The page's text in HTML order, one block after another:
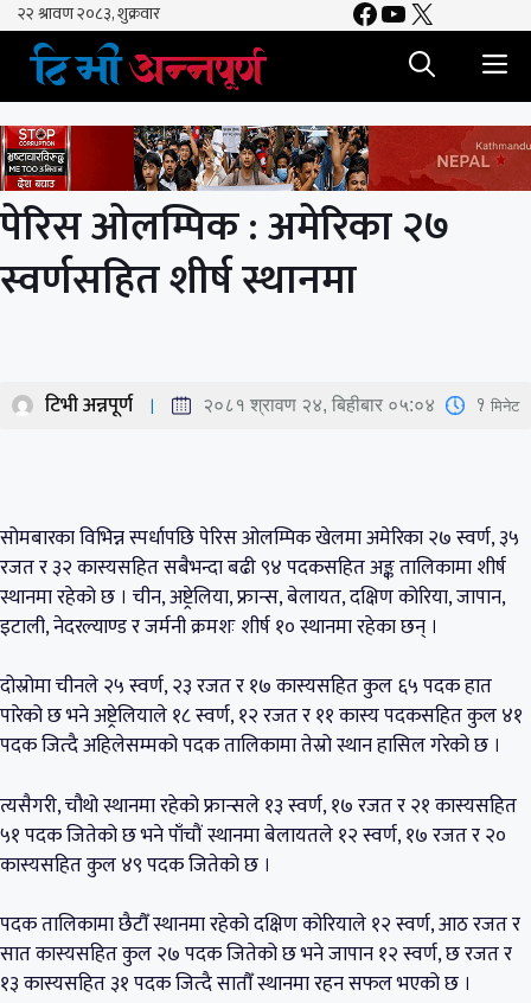
Skip
content
Facebook
YouTube
X
पेरिस ओलम्पिक : अमेरिका २७
स्वर्णसहित शीर्ष स्थानमा
टिभी अन्नपूर्ण २०८१ श्रावण २४, बिहीबार ०५:०४ 1 मिनेट
सोमबारका विभिन्न स्पर्धापछि पेरिस ओलम्पिक खेलमा अमेरिका २७ स्वर्ण, ३५
रजत र ३२ कास्यसहित सबैभन्दा बढी ९४ पदकसहित अङ्क तालिकामा शीर्ष
स्थानमा रहेको छ । चीन, अष्ट्रेलिया, फ्रान्स, बेलायत, दक्षिण कोरिया, जापान,
इटाली, नेदरल्याण्ड र जर्मनी क्रमशः शीर्ष १० स्थानमा रहेका छन् ।
दोस्रोमा चीनले २५ स्वर्ण, २३ रजत र १७ कास्यसहित कुल ६५ पदक हात
पारेको छ भने अष्ट्रेलियाले १८ स्वर्ण, १२ रजत र ११ कास्य पदकसहित कुल ४१
पदक जित्दै अहिलेसम्मको पदक तालिकामा तेस्रो स्थान हासिल गरेको छ ।
त्यसैगरी, चौथो स्थानमा रहेको फ्रान्सले १३ स्वर्ण, १७ रजत र २१ कास्यसहित
५१ पदक जितेको छ भने पाँचौं स्थानमा बेलायतले १२ स्वर्ण, १७ रजत र २०
कास्यसहित कुल ४९ पदक जितेको छ ।
पदक तालिकामा छैटौँ स्थानमा रहेको दक्षिण कोरियाले १२ स्वर्ण, आठ रजत र
सात कास्यसहित कुल २७ पदक जितेको छ भने जापान १२ स्वर्ण, छ रजत र
१३ कास्यसहित ३१ पदक जित्दै सातौँ स्थानमा रहन सफल भएको छ ।